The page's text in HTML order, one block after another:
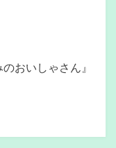
おいしゃさん』